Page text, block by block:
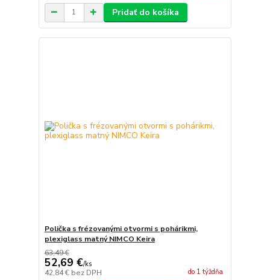
Pridať do košíka
Polička s frézovanými otvormi s pohárikmi,
plexiglass matný NIMCO Keira
63,49 €
52,69 €/ks
42,84 € bez DPH do 1 týždňa